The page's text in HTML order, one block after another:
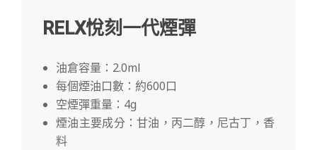
RELX悅刻一代煙彈
油倉容量：2.0ml
每個煙油口數：約600口
空煙彈重量：4g
煙油主要成分：甘油，丙二醇，尼古丁，香
料